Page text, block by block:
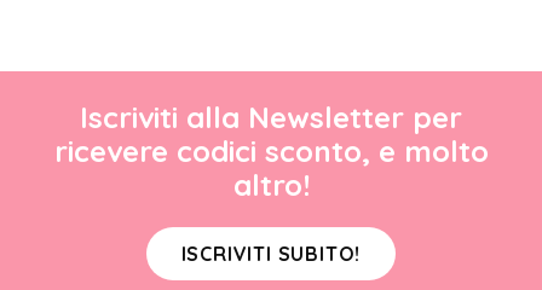
Iscriviti alla Newsletter per
ricevere codici sconto, e molto
altro!
ISCRIVITI SUBITO!